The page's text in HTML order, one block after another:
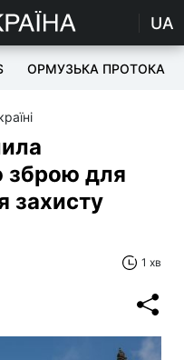
UA
ОРМУЗЬКА ПРОТОКА
зброю для
захисту
1 хв